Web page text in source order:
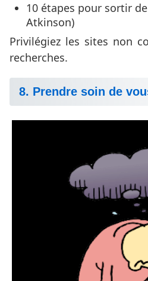
10 étapes pour sortir
Atkinson)
Privilégiez les sites non
recherches.
8. Prendre soin de